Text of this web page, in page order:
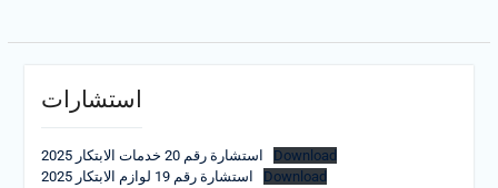
استشارات
استشارة رقم 20 خدمات الابتكار 2025
Download
استشارة رقم 19 لوازم الابتكار 2025
Download